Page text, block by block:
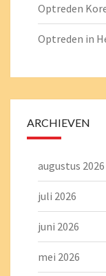
Optreden
Optreden in
ARCHIEVEN
augustus 2026
juli 2026
juni 2026
mei 2026